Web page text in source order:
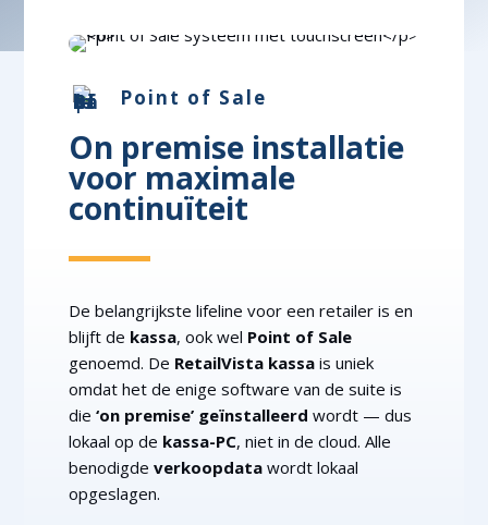
Point of Sale
On premise installatie
voor maximale
continuïteit
De belangrijkste lifeline voor een retailer is en
blijft de kassa, ook wel Point of Sale
genoemd. De RetailVista kassais uniek
omdat het de enige software van de suite is
die ‘on premise’ geïnstalleerd wordt — dus
lokaal op de kassa-PC, niet in de cloud. Alle
benodigde verkoopdatawordt lokaal
opgeslagen.